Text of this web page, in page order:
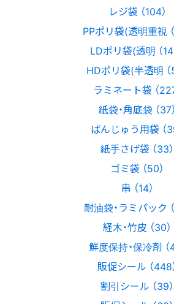
レジ袋 （104）
PPポリ袋(透明重視
LDポリ袋(透明 （
HDポリ袋(半透明 （
ラミネート袋 （
紙袋・角底袋 （37）
ばんじゅう用袋 （
紙手さげ袋 （33）
ゴミ袋 （50）
串 （14）
耐油袋・ラミパック
経木・竹皮 （30）
鮮度保持・保冷剤 （
販促シール （448
割引シール （39）